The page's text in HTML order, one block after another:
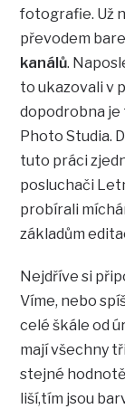
fotografie. Už
převodem
kanálů.
to ukazovali v
dopodrobna
Photo Studia.
tuto práci
posluchači
probírali
základům
Nejdříve si
Víme, nebo
celé škále od
mají všechny
stejné
liší,tím jsou